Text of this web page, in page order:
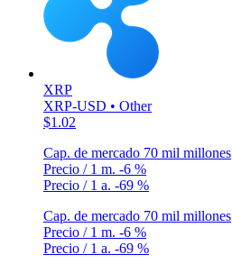
XRP
XRP-USD • Other
$1.02
Cap. de mercado 70 mil millones
Precio / 1 m. -6 %
Precio / 1 a. -69 %
Cap. de mercado 70 mil millones
Precio / 1 m. -6 %
Precio / 1 a. -69 %